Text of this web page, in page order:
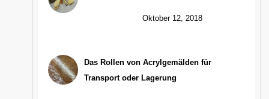
Oktober 12, 2018
Das Rollen von Acrylgemälden für
Transport oder Lagerung